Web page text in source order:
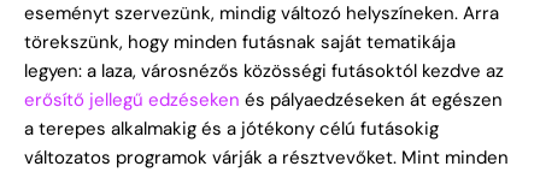
eseményt szervezünk, mindig változó helyszíneken. Arra
törekszünk, hogy minden futásnak saját tematikája
legyen: a laza, városnézős közösségi futásoktól kezdve az
erősítő jellegű edzéseken és pályaedzéseken át egészen
a terepes alkalmakig és a jótékony célú futásokig
változatos programok várják a résztvevőket. Mint minden